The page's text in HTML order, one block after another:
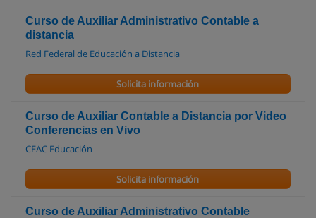
Curso de Auxiliar Administrativo Contable a
distancia
Red Federal de Educación a Distancia
Solicita información
Curso de Auxiliar Contable a Distancia por Video
Conferencias en Vivo
CEAC Educación
Solicita información
Curso de Auxiliar Administrativo Contable